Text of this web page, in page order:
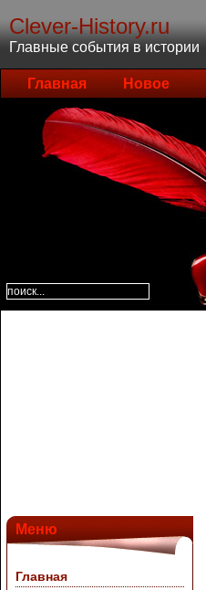
Clever-History.ru
Главные события в истории
Главная Новое
Меню
Главная